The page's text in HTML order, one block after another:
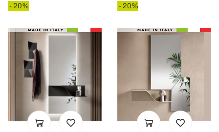
- 20% - 20%